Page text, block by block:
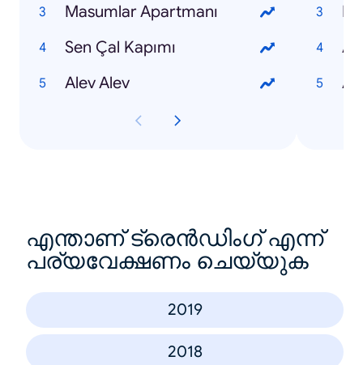
Masumlar Apartmanı
Sen Çal Kapımı
Alev Alev
എന്താണ് ട്രെൻഡിംഗ് എന്ന്
പര്യവേക്ഷണം ചെയ്യുക
2019
2018